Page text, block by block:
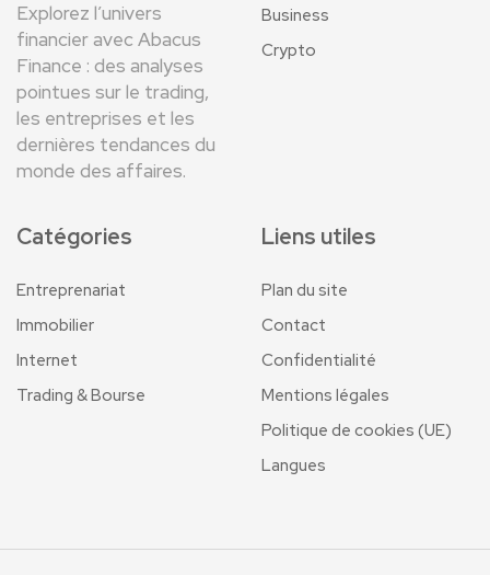
Explorez l’univers
financier avec Abacus
Finance : des analyses
pointues sur le trading,
les entreprises et les
dernières tendances du
monde des affaires.
Business
Crypto
Catégories
Entreprenariat
Immobilier
Internet
Trading & Bourse
Liens utiles
Plan du site
Contact
Confidentialité
Mentions légales
Politique de cookies (UE)
Langues